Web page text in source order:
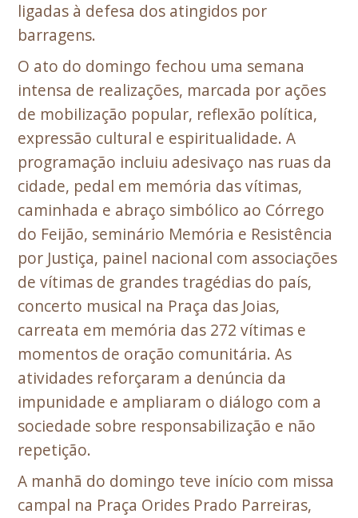
ligadas à defesa dos atingidos por
barragens.
O ato do domingo fechou uma semana
intensa de realizações, marcada por ações
de mobilização popular, reflexão política,
expressão cultural e espiritualidade. A
programação incluiu adesivaço nas ruas da
cidade, pedal em memória das vítimas,
caminhada e abraço simbólico ao Córrego
do Feijão, seminário Memória e Resistência
por Justiça, painel nacional com associações
de vítimas de grandes tragédias do país,
concerto musical na Praça das Joias,
carreata em memória das 272 vítimas e
momentos de oração comunitária. As
atividades reforçaram a denúncia da
impunidade e ampliaram o diálogo com a
sociedade sobre responsabilização e não
repetição.
A manhã do domingo teve início com missa
campal na Praça Orides Prado Parreiras,